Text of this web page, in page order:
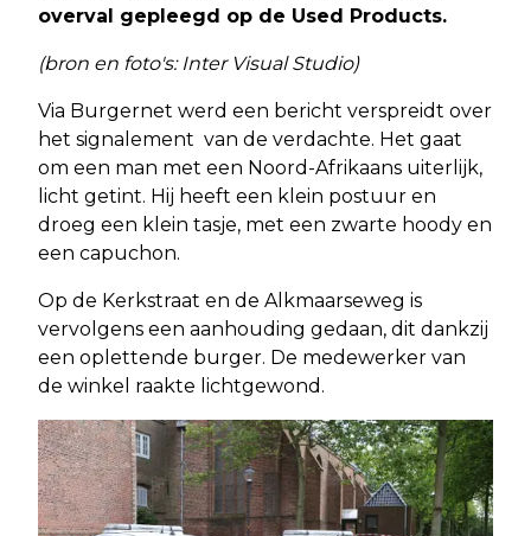
overval gepleegd op de Used Products.
(bron en foto's: Inter Visual Studio)
Via Burgernet werd een bericht verspreidt over
het signalement van de verdachte. Het gaat
om een man met een Noord-Afrikaans uiterlijk,
licht getint. Hij heeft een klein postuur en
droeg een klein tasje, met een zwarte hoody en
een capuchon.
Op de Kerkstraat en de Alkmaarseweg is
vervolgens een aanhouding gedaan, dit dankzij
een oplettende burger. De medewerker van
de winkel raakte lichtgewond.